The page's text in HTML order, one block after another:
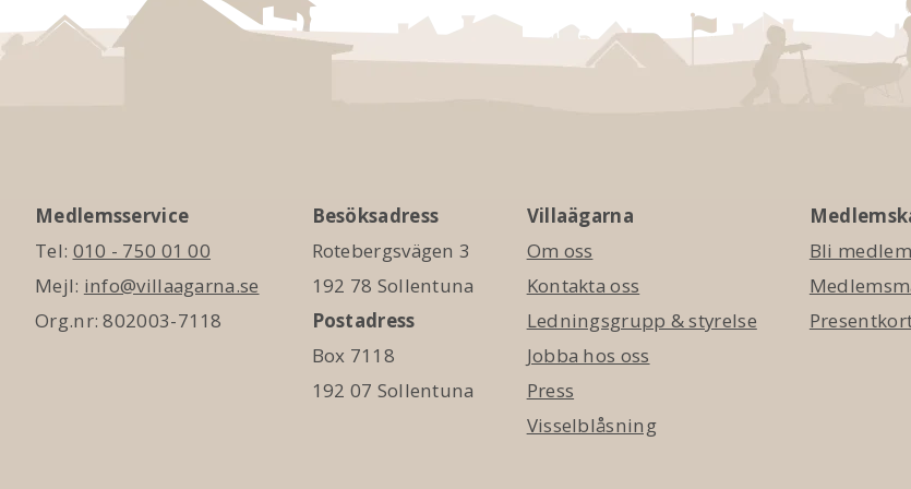
Medlemsservice
Tel: 010 - 750 01 00
Mejl: info@villaagarna.se
Org.nr: 802003-7118
Besöksadress
Rotebergsvägen 3
192 78 Sollentuna
Postadress
Box 7118
192 07 Sollentuna
Villaägarna
Om oss
Kontakta oss
Ledningsgrupp & styrelse
Jobba hos oss
Press
Visselblåsning
Bli medlem